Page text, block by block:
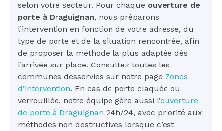
selon votre secteur. Pour chaque ouverture de
porte à Draguignan, nous préparons
l’intervention en fonction de votre adresse, du
type de porte et de la situation rencontrée, afin
de proposer la méthode la plus adaptée dès
l’arrivée sur place. Consultez toutes les
communes desservies sur notre page Zones
d’intervention. En cas de porte claquée ou
verrouillée, notre équipe gère aussi l’ouverture
de porte à Draguignan 24h/24, avec priorité aux
méthodes non destructives lorsque c’est